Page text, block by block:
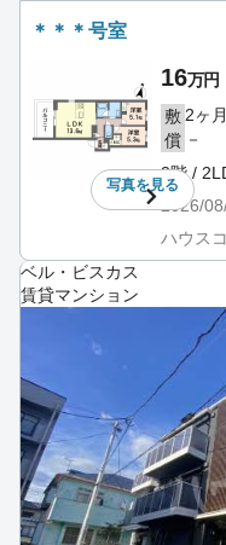
＊＊＊号室
写真を見る
16万円
敷2ヶ月
償 －
3階 /
2026/
ハウス
ベル・ビスカス
賃貸マンション